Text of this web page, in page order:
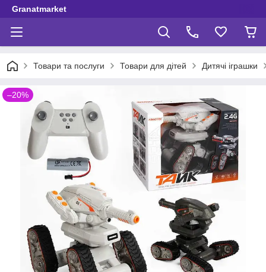
Granatmarket
Товари та послуги Товари для дітей Дитячі іграшки
–20%